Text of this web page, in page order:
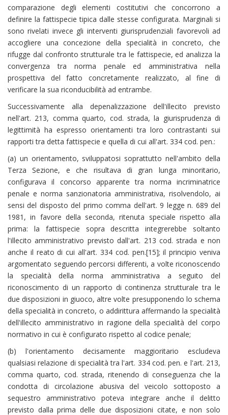
comparazione degli elementi costitutivi che concorrono a
definire la fattispecie tipica dalle stesse configurata. Marginali si
sono rivelati invece gli interventi giurisprudenziali favorevoli ad
accogliere una concezione della specialità in concreto, che
rifugge dal confronto strutturale tra le fattispecie, ed analizza la
convergenza tra norma penale ed amministrativa nella
prospettiva del fatto concretamente realizzato, al fine di
verificare la sua riconducibilità ad entrambe.
Successivamente alla depenalizzazione dell'illecito previsto
nell'art. 213, comma quarto, cod. strada, la giurisprudenza di
legittimità ha espresso orientamenti tra loro contrastanti sui
rapporti tra detta fattispecie e quella di cui all'art. 334 cod. pen.:
(a) un orientamento, sviluppatosi soprattutto nell'ambito della
Terza Sezione, e che risultava di gran lunga minoritario,
configurava il concorso apparente tra norma incriminatrice
penale e norma sanzionatoria amministrativa, risolvendolo, ai
sensi del disposto del primo comma dell'art. 9 legge n. 689 del
1981, in favore della seconda, ritenuta speciale rispetto alla
prima: la fattispecie sopra descritta integrerebbe soltanto
l'illecito amministrativo previsto dall'art. 213 cod. strada e non
anche il reato di cui all'art. 334 cod. pen.[15]; il principio veniva
argomentato seguendo percorsi differenti, a volte riconoscendo
la specialità della norma amministrativa a seguito del
riconoscimento di un rapporto di continenza strutturale tra le
due disposizioni in giuoco, altre volte presupponendo lo schema
della specialità in concreto, o addirittura affermando la specialità
dell'illecito amministrativo in ragione della specialità del corpo
normativo in cui è configurato rispetto al codice penale;
(b) l'orientamento decisamente maggioritario escludeva
qualsiasi relazione di specialità tra l'art. 334 cod. pen. e l'art. 213,
comma quarto, cod. strada, ritenendo di conseguenza che la
condotta di circolazione abusiva del veicolo sottoposto a
sequestro amministrativo poteva integrare anche il delitto
previsto dalla prima delle due disposizioni citate, e non solo